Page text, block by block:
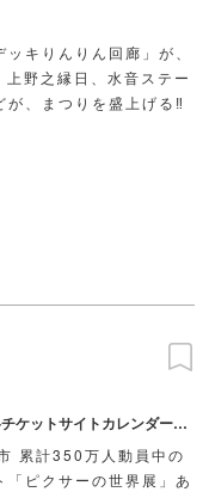
キりんりん回廊」が、
野之縁日、水音ステー
が、まつりを盛上げる‼
2026/03/20(金・祝) ～ 10/12(月・祝) 休館日：各チケットサイトカレンダーにてご確認ください。
累計350万人動員中の
「ピクサーの世界展」あ